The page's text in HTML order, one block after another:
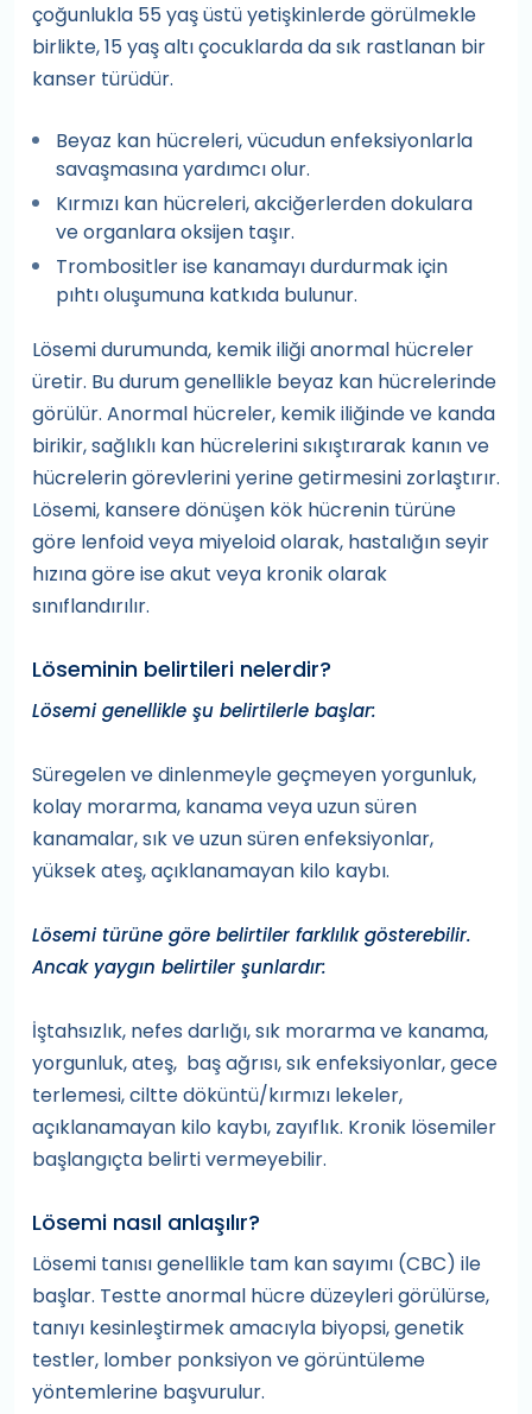
çoğunlukla 55 yaş üstü yetişkinlerde görülmekle
birlikte, 15 yaş altı çocuklarda da sık rastlanan bir
kanser türüdür.
Beyaz kan hücreleri, vücudun enfeksiyonlarla
savaşmasına yardımcı olur.
Kırmızı kan hücreleri, akciğerlerden dokulara
ve organlara oksijen taşır.
Trombositler ise kanamayı durdurmak için
pıhtı oluşumuna katkıda bulunur.
Lösemi durumunda, kemik iliği anormal hücreler
üretir. Bu durum genellikle beyaz kan hücrelerinde
görülür. Anormal hücreler, kemik iliğinde ve kanda
birikir, sağlıklı kan hücrelerini sıkıştırarak kanın ve
hücrelerin görevlerini yerine getirmesini zorlaştırır.
Lösemi, kansere dönüşen kök hücrenin türüne
göre lenfoid veya miyeloid olarak, hastalığın seyir
hızına göre ise akut veya kronik olarak
sınıflandırılır.
Löseminin belirtileri nelerdir?
Lösemi genellikle şu belirtilerle başlar:
Süregelen ve dinlenmeyle geçmeyen yorgunluk,
kolay morarma, kanama veya uzun süren
kanamalar, sık ve uzun süren enfeksiyonlar,
yüksek ateş, açıklanamayan kilo kaybı.
Lösemi türüne göre belirtiler farklılık gösterebilir.
Ancak yaygın belirtiler şunlardır:
İştahsızlık, nefes darlığı, sık morarma ve kanama,
yorgunluk, ateş, baş ağrısı, sık enfeksiyonlar, gece
terlemesi, ciltte döküntü/kırmızı lekeler,
açıklanamayan kilo kaybı, zayıflık. Kronik lösemiler
başlangıçta belirti vermeyebilir.
Lösemi nasıl anlaşılır?
Lösemi tanısı genellikle tam kan sayımı (CBC) ile
başlar. Testte anormal hücre düzeyleri görülürse,
tanıyı kesinleştirmek amacıyla biyopsi, genetik
testler, lomber ponksiyon ve görüntüleme
yöntemlerine başvurulur.